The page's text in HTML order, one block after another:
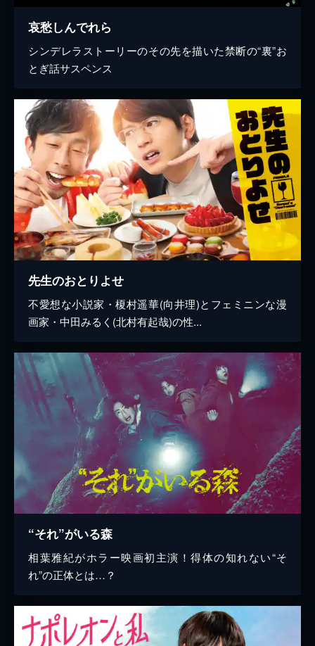
哀愁しんでれら
シンデレラストーリーのその先を描いた禁断の“裏”お
とぎ話サスペンス
先生のおとりよせ
不愛想な小説家・榎村遥華(向井理)とフェミニンな漫
画家・中田みるく(北村有起哉)の性...
“それ”がいる森
相葉雅紀がホラー映画初主演！得体の知れない“そ
れ”の正体とは…？